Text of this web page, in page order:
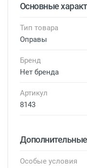
Основные
Тип товара
Оправы
Бренд
Нет бренда
Артикул
8143
Особые условия